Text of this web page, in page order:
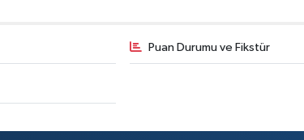
Puan Durumu ve Fikstür